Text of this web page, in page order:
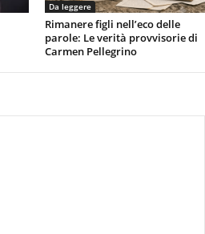
Da leggere
Rimanere figli nell’eco delle
parole: Le verità provvisorie di
Carmen Pellegrino